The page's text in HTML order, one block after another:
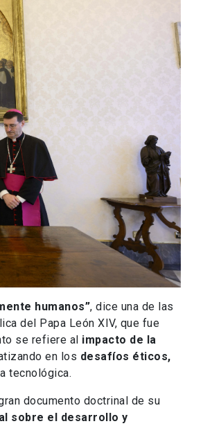
humanos”, dice una de las
del Papa León XIV, que fue
se refiere al impacto de la
en los desafíos éticos,
tecnológica.
documento doctrinal de su
sobre el desarrollo y